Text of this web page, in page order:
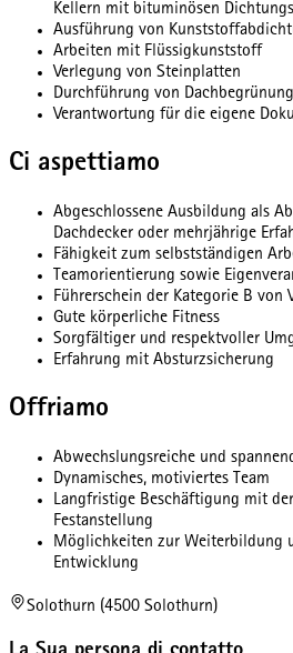
Kellern mit bituminösen
Ausführung von
Arbeiten mit Flüssigkunststoff
Verlegung von Steinplatten
Durchführung von
Verantwortung für die eigene
Ci aspettiamo
Abgeschlossene Ausbildung als
Dachdecker oder mehrjährige
Fähigkeit zum selbstständigen
Teamorientierung sowie
Führerschein der Kategorie B von
Gute körperliche Fitness
Sorgfältiger und respektvoller
Erfahrung mit Absturzsicherung
Offriamo
Abwechslungsreiche und
Dynamisches, motiviertes Team
Langfristige Beschäftigung mit
Festanstellung
Möglichkeiten zur Weiterbildung
Entwicklung
Solothurn (4500 Solothurn)